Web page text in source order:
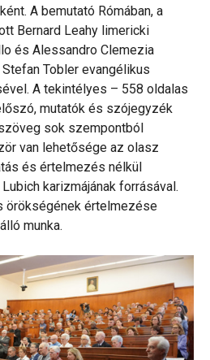
A bemutató Rómában, a
Bernard Leahy limericki
és Alessandro Clemezia
Tobler evangélikus
A tekintélyes – 558 oldalas
mutatók és szójegyzék
sok szempontból
van lehetősége az olasz
és értelmezés nélkül
karizmájának forrásával.
örökségének értelmezése
munka.